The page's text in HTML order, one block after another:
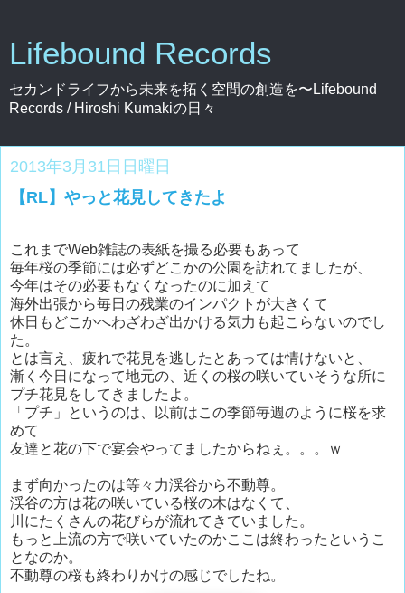
Lifebound Records
セカンドライフから未来を拓く空間の創造を〜Lifebound
Records / Hiroshi Kumakiの日々
2013年3月31日日曜日
【RL】やっと花見してきたよ
これまでWeb雑誌の表紙を撮る必要もあって
毎年桜の季節には必ずどこかの公園を訪れてましたが、
今年はその必要もなくなったのに加えて
海外出張から毎日の残業のインパクトが大きくて
休日もどこかへわざわざ出かける気力も起こらないのでし
た。
とは言え、疲れで花見を逃したとあっては情けないと、
漸く今日になって地元の、近くの桜の咲いていそうな所に
プチ花見をしてきましたよ。
「プチ」というのは、以前はこの季節毎週のように桜を求
めて
友達と花の下で宴会やってましたからねぇ。。。ｗ
まず向かったのは等々力渓谷から不動尊。
渓谷の方は花の咲いている桜の木はなくて、
川にたくさんの花びらが流れてきていました。
もっと上流の方で咲いていたのかここは終わったというこ
となのか。
不動尊の桜も終わりかけの感じでしたね。